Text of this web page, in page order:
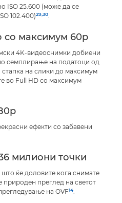
ISO 25.600 (може да се
102.400)29,30.
со максимум 60p
4K-видеоснимки добиени
семплирање на податоци од
стапка на слики до максимум
во Full HD со максимум
ефекти со забавени
милиони точки
ќе доловите кога снимате
природен преглед на светот
на OVF14.